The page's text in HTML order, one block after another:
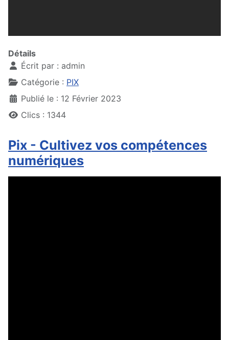
Détails
Écrit par : admin
Catégorie : PIX
Publié le : 12 Février 2023
Clics : 1344
Pix - Cultivez vos compétences
numériques